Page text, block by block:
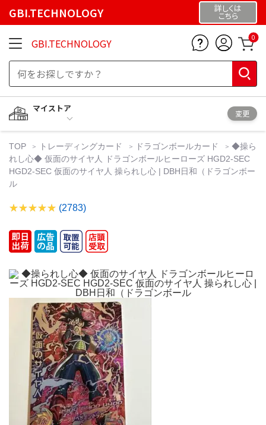
GBI.TECHNOLOGY 詳しくは
こちら
GBI.TECHNOLOGY 0
マイストア
変更
TOP トレーディングカード ドラゴンボールカード
◆操ら
れし心◆ 仮面のサイヤ人 ドラゴンボールヒーローズ HGD2-SEC
HGD2-SEC 仮面のサイヤ人 操られし心 | DBH日和（ドラゴンボー
ル
(2783)